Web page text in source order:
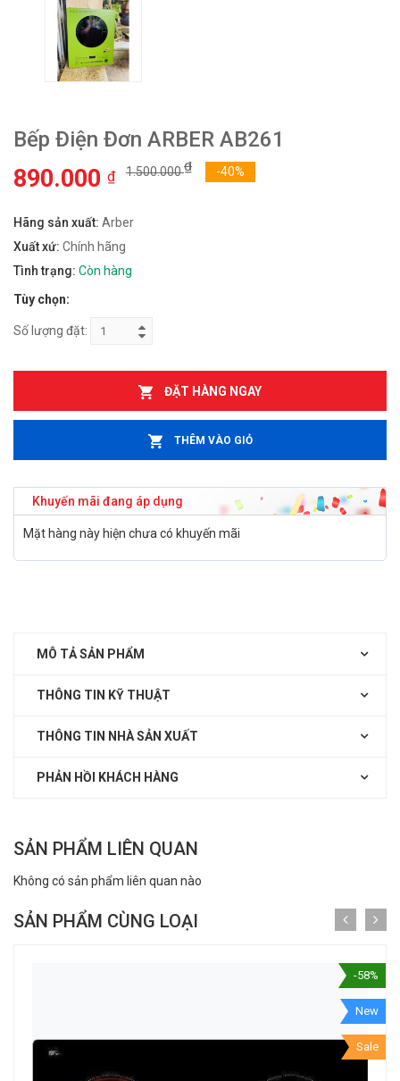
Bếp Điện Đơn ARBER AB261
890.000 ₫ 1.500.000₫ -40%
Hãng sản xuất: Arber
Xuất xứ: Chính hãng
Tình trạng: Còn hàng
Tùy chọn:
Số lượng đặt:
ĐẶT HÀNG NGAY
THÊM VÀO GIỎ
Khuyến mãi đang áp dụng
Mặt hàng này hiện chưa có khuyến mãi
MÔ TẢ SẢN PHẨM
THÔNG TIN KỸ THUẬT
THÔNG TIN NHÀ SẢN XUẤT
PHẢN HỒI KHÁCH HÀNG
SẢN PHẨM LIÊN QUAN
Không có sản phẩm liên quan nào
SẢN PHẨM CÙNG LOẠI
-58%
New
Sale